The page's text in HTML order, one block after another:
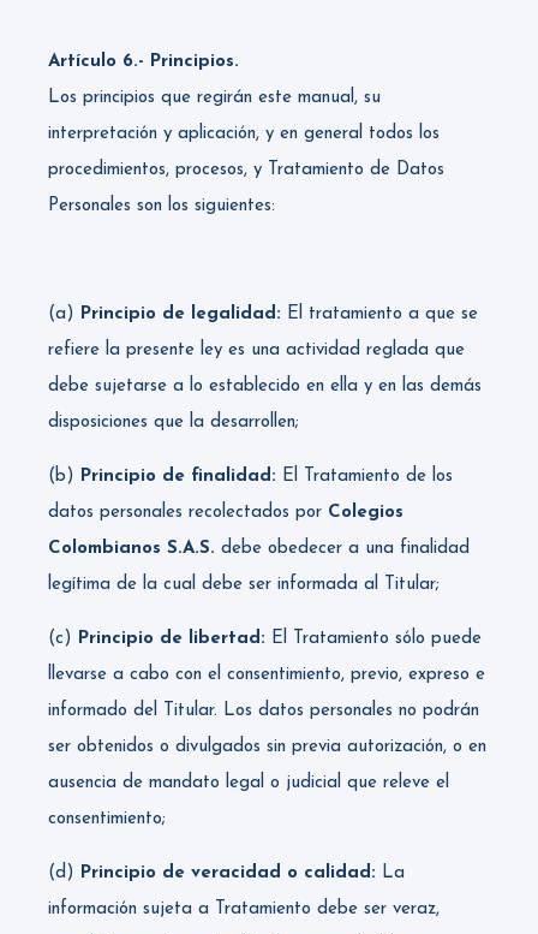
Artículo 6.- Principios.
Los principios que regirán este manual, su
interpretación y aplicación, y en general todos los
procedimientos, procesos, y Tratamiento de Datos
Personales son los siguientes:
(a) Principio de legalidad: El tratamiento a que se
refiere la presente ley es una actividad reglada que
debe sujetarse a lo establecido en ella y en las demás
disposiciones que la desarrollen;
(b) Principio de finalidad: El Tratamiento de los
datos personales recolectados por Colegios
Colombianos S.A.S. debe obedecer a una finalidad
legítima de la cual debe ser informada al Titular;
(c) Principio de libertad: El Tratamiento sólo puede
llevarse a cabo con el consentimiento, previo, expreso e
informado del Titular. Los datos personales no podrán
ser obtenidos o divulgados sin previa autorización, o en
ausencia de mandato legal o judicial que releve el
consentimiento;
(d) Principio de veracidad o calidad: La
información sujeta a Tratamiento debe ser veraz,